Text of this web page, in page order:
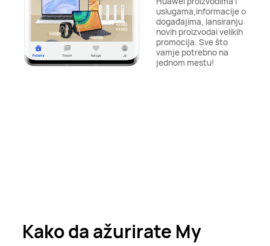
uslugama,informacije o
događajima, lansiranju
novih proizvodai velikih
promocija. Sve što
vamje potrebno na
jednom mestu!
Kako da ažurirate My